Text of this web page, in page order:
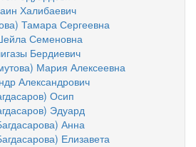
Халибаевич
Тамара Сергеевна
Семеновна
Бердиевич
Мария Алексеевна
Александрович
Осип
Эдуард
Анна
Елизавета